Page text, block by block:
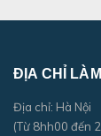
ĐỊA CHỈ
Địa chỉ: Hà Nội
(Từ 8hh00 đến